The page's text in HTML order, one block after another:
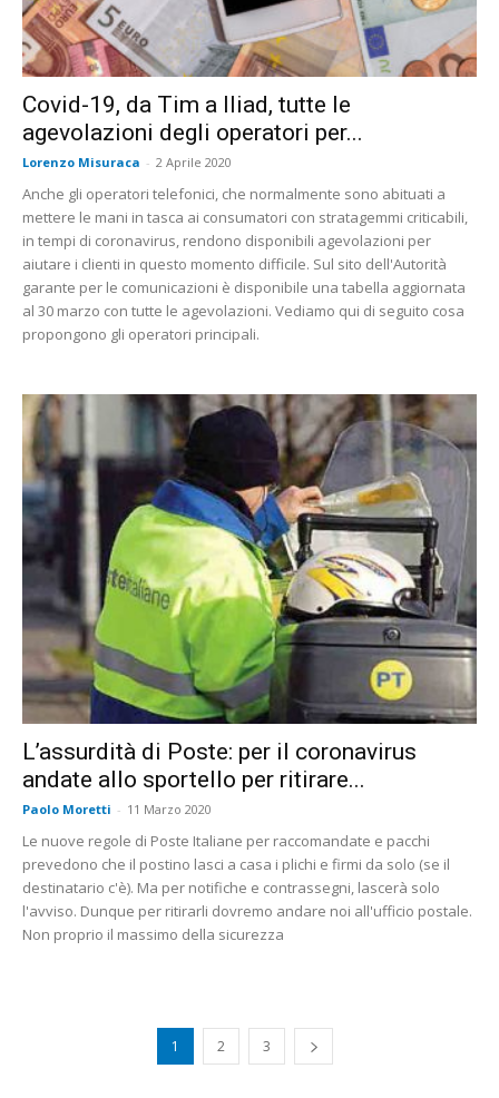
Covid-19, da Tim a Iliad, tutte le
agevolazioni degli operatori per...
Lorenzo Misuraca - 2 Aprile 2020
Anche gli operatori telefonici, che normalmente sono abituati a
mettere le mani in tasca ai consumatori con stratagemmi criticabili,
in tempi di coronavirus, rendono disponibili agevolazioni per
aiutare i clienti in questo momento difficile. Sul sito dell'Autorità
garante per le comunicazioni è disponibile una tabella aggiornata
al 30 marzo con tutte le agevolazioni. Vediamo qui di seguito cosa
propongono gli operatori principali.
L’assurdità di Poste: per il coronavirus
andate allo sportello per ritirare...
Paolo Moretti - 11 Marzo 2020
Le nuove regole di Poste Italiane per raccomandate e pacchi
prevedono che il postino lasci a casa i plichi e firmi da solo (se il
destinatario c'è). Ma per notifiche e contrassegni, lascerà solo
l'avviso. Dunque per ritirarli dovremo andare noi all'ufficio postale.
Non proprio il massimo della sicurezza
1 2 3